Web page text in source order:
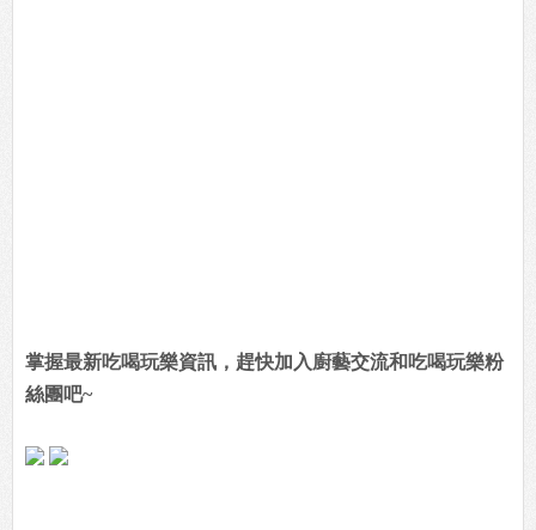
掌握最新吃喝玩樂資訊，趕快加入廚藝交流和吃喝玩樂粉
絲團吧~